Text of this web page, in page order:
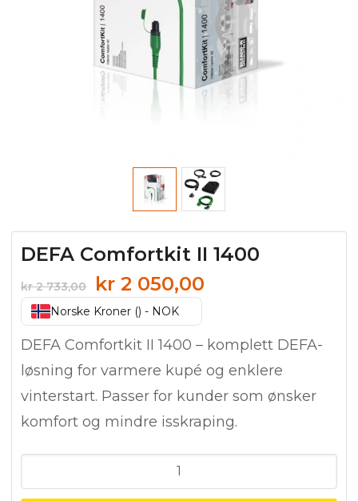
DEFA Comfortkit II 1400
kr2 733,00
Opprinnelig
pris
var:
kr 2
733,00.
kr 2 050,00
kr 2
050,00.
Norske Kroner () - NOK
DEFA Comfortkit II 1400 – komplett DEFA-
løsning for varmere kupé og enklere
vinterstart. Passer for kunder som ønsker
komfort og mindre isskraping.
Comfortkit